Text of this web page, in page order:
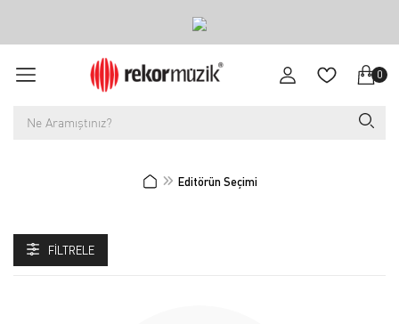
0
Editörün Seçimi
FILTRELE